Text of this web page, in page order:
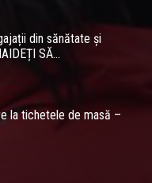
din sănătate și
SĂ...
la tichetele de masă –